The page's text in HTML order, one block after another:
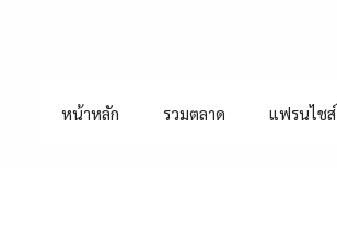
หน้าหลัก รวมตลาด แฟรนไชส์